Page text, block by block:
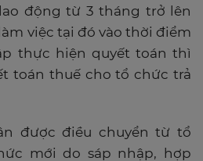
động từ 3 tháng trở lên
việc tại đó vào thời điểm
thực hiện quyết toán thì
toán thuế cho tổ chức trả
được điều chuyển từ tổ
mới do sáp nhập, hợp